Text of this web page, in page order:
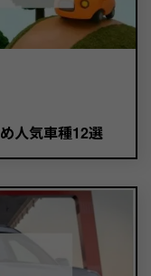
人気車種12選